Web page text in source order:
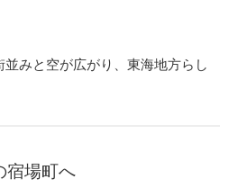
みと空が広がり、東海地方らし
宿場町へ